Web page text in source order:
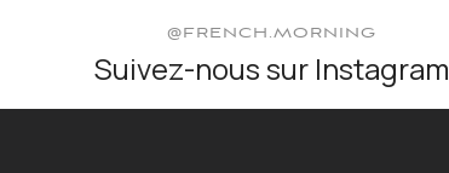
@FRENCH.MORNING
Suivez-nous sur Instagram